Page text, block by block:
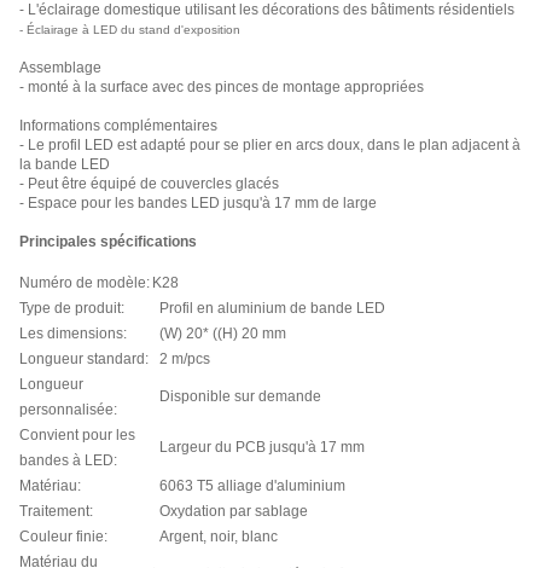
- L'éclairage domestique utilisant les décorations des bâtiments résidentiels
- Éclairage à LED du stand d'exposition
Assemblage
- monté à la surface avec des pinces de montage appropriées
Informations complémentaires
- Le profil LED est adapté pour se plier en arcs doux, dans le plan adjacent à
la bande LED
- Peut être équipé de couvercles glacés
- Espace pour les bandes LED jusqu'à 17 mm de large
Principales spécifications
Numéro de modèle: K28
Type de produit:
Profil en aluminium de bande LED
Les dimensions:
(W) 20* ((H) 20 mm
Longueur standard:
2 m/pcs
Longueur
personnalisée:
Disponible sur demande
Convient pour les
bandes à LED:
Largeur du PCB jusqu'à 17 mm
Matériau:
6063 T5 alliage d'aluminium
Traitement:
Oxydation par sablage
Couleur finie:
Argent, noir, blanc
Matériau du